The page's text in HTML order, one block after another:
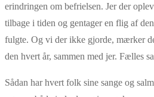
erindringen om befrielsen. Jer der
tilbage i tiden og gentager en flig af
fulgte. Og vi der ikke gjorde, mærker
den hvert år, sammen med jer. Fælles
Sådan har hvert folk sine sange og